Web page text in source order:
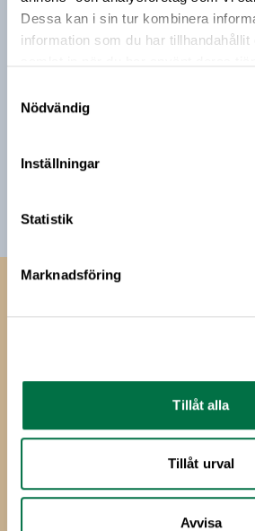
Dessa kan i sin tur kombinera
information som du har tillhandahållit
Nödvändig
Inställningar
Statistik
Marknadsföring
Tillåt alla
Tillåt urval
Avvisa
hantering av personuppgifter.
till min inkorg.
sälja min personliga information.